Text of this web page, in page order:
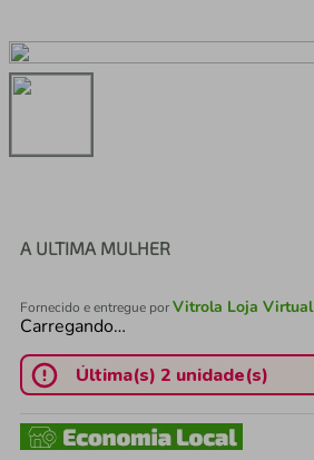
A ULTIMA MULHER
Fornecido e entregue porVitrola Loja Virtual
Carregando…
Última(s) 2 unidade(s)
2º cafeteira